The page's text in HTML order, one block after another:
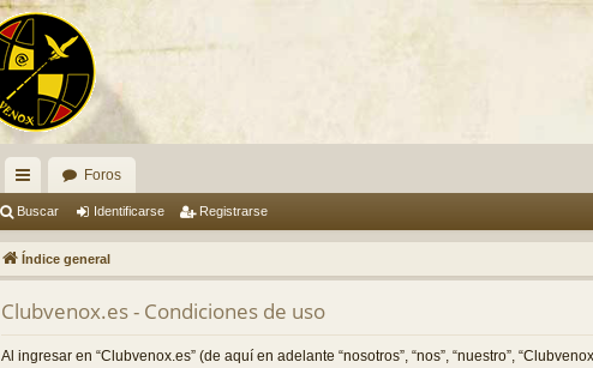
nl
ac
es
rá
pi
Foros
Buscar Identificarse Registrarse
Índice general
Clubvenox.es - Condiciones de uso
Al ingresar en “Clubvenox.es” (de aquí en adelante “nosotros”, “nos”, “nuestro”,